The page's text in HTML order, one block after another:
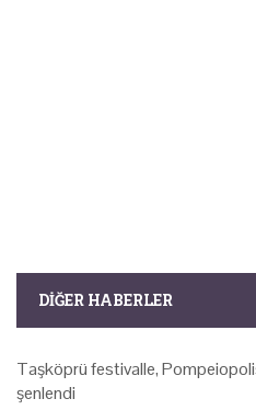
DIĞER HABERLER
Taşköprü festivalle,
şenlendi